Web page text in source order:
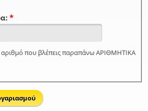
*
αριθμό που βλέπεις παραπάνω ΑΡΙΘΜΗΤΙΚΑ